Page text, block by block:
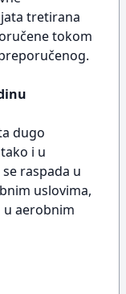
tretirana
tokom
dugo
i u
raspada u
uslovima,
u aerobnim